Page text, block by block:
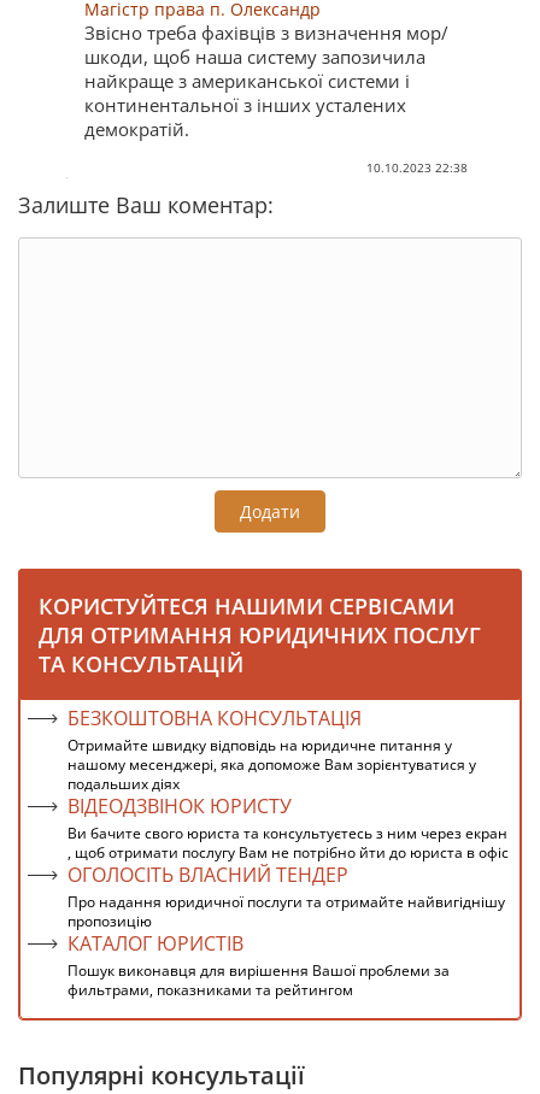
Магістр права п. Олександр
Звісно треба фахівців з визначення мор/
шкоди, щоб наша систему запозичила
найкраще з американської системи і
континентальної з інших усталених
демократій.
10.10.2023 22:38
Залиште Ваш коментар:
Додати
КОРИСТУЙТЕСЯ НАШИМИ СЕРВІСАМИ
ДЛЯ ОТРИМАННЯ ЮРИДИЧНИХ ПОСЛУГ
ТА КОНСУЛЬТАЦІЙ
БЕЗКОШТОВНА КОНСУЛЬТАЦІЯ
Отримайте швидку відповідь на юридичне питання у
нашому месенджері, яка допоможе Вам зорієнтуватися у
подальших діях
ВІДЕОДЗВІНОК ЮРИСТУ
Ви бачите свого юриста та консультуєтесь з ним через екран
, щоб отримати послугу Вам не потрібно йти до юриста в офіс
ОГОЛОСІТЬ ВЛАСНИЙ ТЕНДЕР
Про надання юридичної послуги та отримайте найвигіднішу
пропозицію
КАТАЛОГ ЮРИСТІВ
Пошук виконавця для вирішення Вашої проблеми за
фильтрами, показниками та рейтингом
Популярні консультації